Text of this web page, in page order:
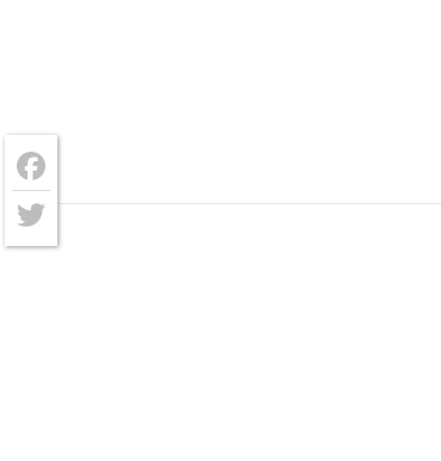
Facebook
Twitter